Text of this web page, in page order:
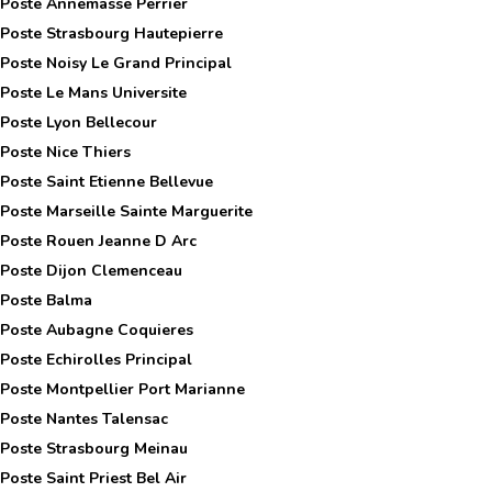
Strasbourg Hautepierre
Noisy Le Grand Principal
Le Mans Universite
Lyon Bellecour
Nice Thiers
Saint Etienne Bellevue
Marseille Sainte Marguerite
Rouen Jeanne D Arc
Dijon Clemenceau
Balma
Aubagne Coquieres
Echirolles Principal
Montpellier Port Marianne
Nantes Talensac
Strasbourg Meinau
Saint Priest Bel Air